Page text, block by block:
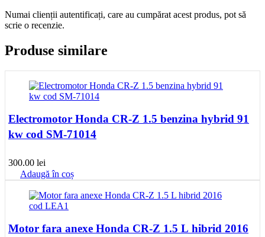
Numai clienții autentificați, care au cumpărat acest produs, pot să
scrie o recenzie.
Produse similare
Electromotor Honda CR-Z 1.5 benzina hybrid 91
kw cod SM-71014
300.00 lei
Adaugă în coș
Motor fara anexe Honda CR-Z 1.5 L hibrid 2016